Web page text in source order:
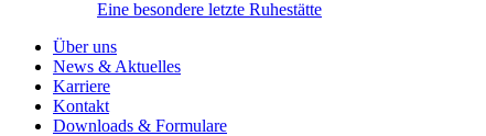
Eine besondere letzte Ruhestätte
Über uns
News & Aktuelles
Karriere
Kontakt
Downloads & Formulare